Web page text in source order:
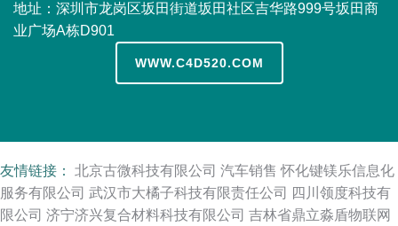
地址：深圳市龙岗区坂田街道坂田社区吉华路999号坂田商
业广场A栋D901
WWW.C4D520.COM
友情链接： 北京古微科技有限公司 汽车销售 怀化键镁乐信息化
服务有限公司 武汉市大橘子科技有限责任公司
四川领度科技有
限公司 济宁济兴复合材料科技有限公司 吉林省鼎立淼盾物联网